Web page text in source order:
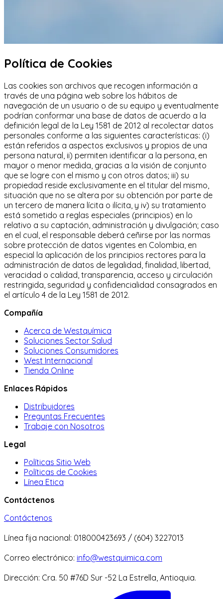
Política de Cookies
Las cookies son archivos que recogen información a
través de una página web sobre los hábitos de
navegación de un usuario o de su equipo y eventualmente
podrían conformar una base de datos de acuerdo a la
definición legal de la Ley 1581 de 2012 al recolectar datos
personales conforme a las siguientes características: (i)
están referidos a aspectos exclusivos y propios de una
persona natural, ii) permiten identificar a la persona, en
mayor o menor medida, gracias a la visión de conjunto
que se logre con el mismo y con otros datos; iii) su
propiedad reside exclusivamente en el titular del mismo,
situación que no se altera por su obtención por parte de
un tercero de manera lícita o ilícita, y iv) su tratamiento
está sometido a reglas especiales (principios) en lo
relativo a su captación, administración y divulgación; caso
en el cual, el responsable deberá ceñirse por las normas
sobre protección de datos vigentes en Colombia, en
especial la aplicación de los principios rectores para la
administración de datos de legalidad, finalidad, libertad,
veracidad o calidad, transparencia, acceso y circulación
restringida, seguridad y confidencialidad consagrados en
el artículo 4 de la Ley 1581 de 2012.
Compañía
Acerca de Westquímica
Soluciones Sector Salud
Soluciones Consumidores
West Internacional
Tienda Online
Enlaces Rápidos
Distribuidores
Preguntas Frecuentes
Trabaje con Nosotros
Legal
Políticas Sitio Web
Políticas de Cookies
Línea Etica
Contáctenos
Contáctenos
Línea fija nacional: 018000423693 / (604) 3227013
Correo electrónico: info@westquimica.com
Dirección: Cra. 50 #76D Sur -52 La Estrella, Antioquia.